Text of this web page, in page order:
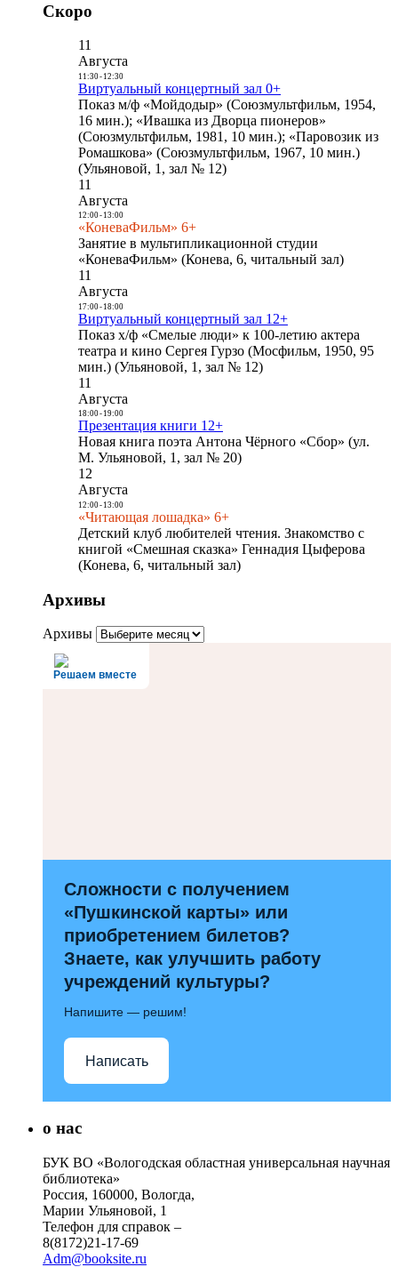
Скоро
11
Августа
11:30- 12:30
Виртуальный концертный зал 0+
Показ м/ф «Мойдодыр» (Союзмультфильм, 1954,
16 мин.); «Ивашка из Дворца пионеров»
(Союзмультфильм, 1981, 10 мин.); «Паровозик из
Ромашкова» (Союзмультфильм, 1967, 10 мин.)
(Ульяновой, 1, зал № 12)
11
Августа
12:00- 13:00
«КоневаФильм» 6+
Занятие в мультипликационной студии
«КоневаФильм» (Конева, 6, читальный зал)
11
Августа
17:00- 18:00
Виртуальный концертный зал 12+
Показ х/ф «Смелые люди» к 100-летию актера
театра и кино Сергея Гурзо (Мосфильм, 1950, 95
мин.) (Ульяновой, 1, зал № 12)
11
Августа
18:00- 19:00
Презентация книги 12+
Новая книга поэта Антона Чёрного «Сбор» (ул.
М. Ульяновой, 1, зал № 20)
12
Августа
12:00- 13:00
«Читающая лошадка» 6+
Детский клуб любителей чтения. Знакомство с
книгой «Смешная сказка» Геннадия Цыферова
(Конева, 6, читальный зал)
Архивы
Архивы
Решаем вместе
Сложности с получением
«Пушкинской карты» или
приобретением билетов?
Знаете, как улучшить работу
учреждений культуры?
Напишите — решим!
Написать
о нас
БУК ВО «Вологодская областная универсальная научная
библиотека»
Россия, 160000, Вологда,
Марии Ульяновой, 1
Телефон для справок –
8(8172)21-17-69
Adm@booksite.ru